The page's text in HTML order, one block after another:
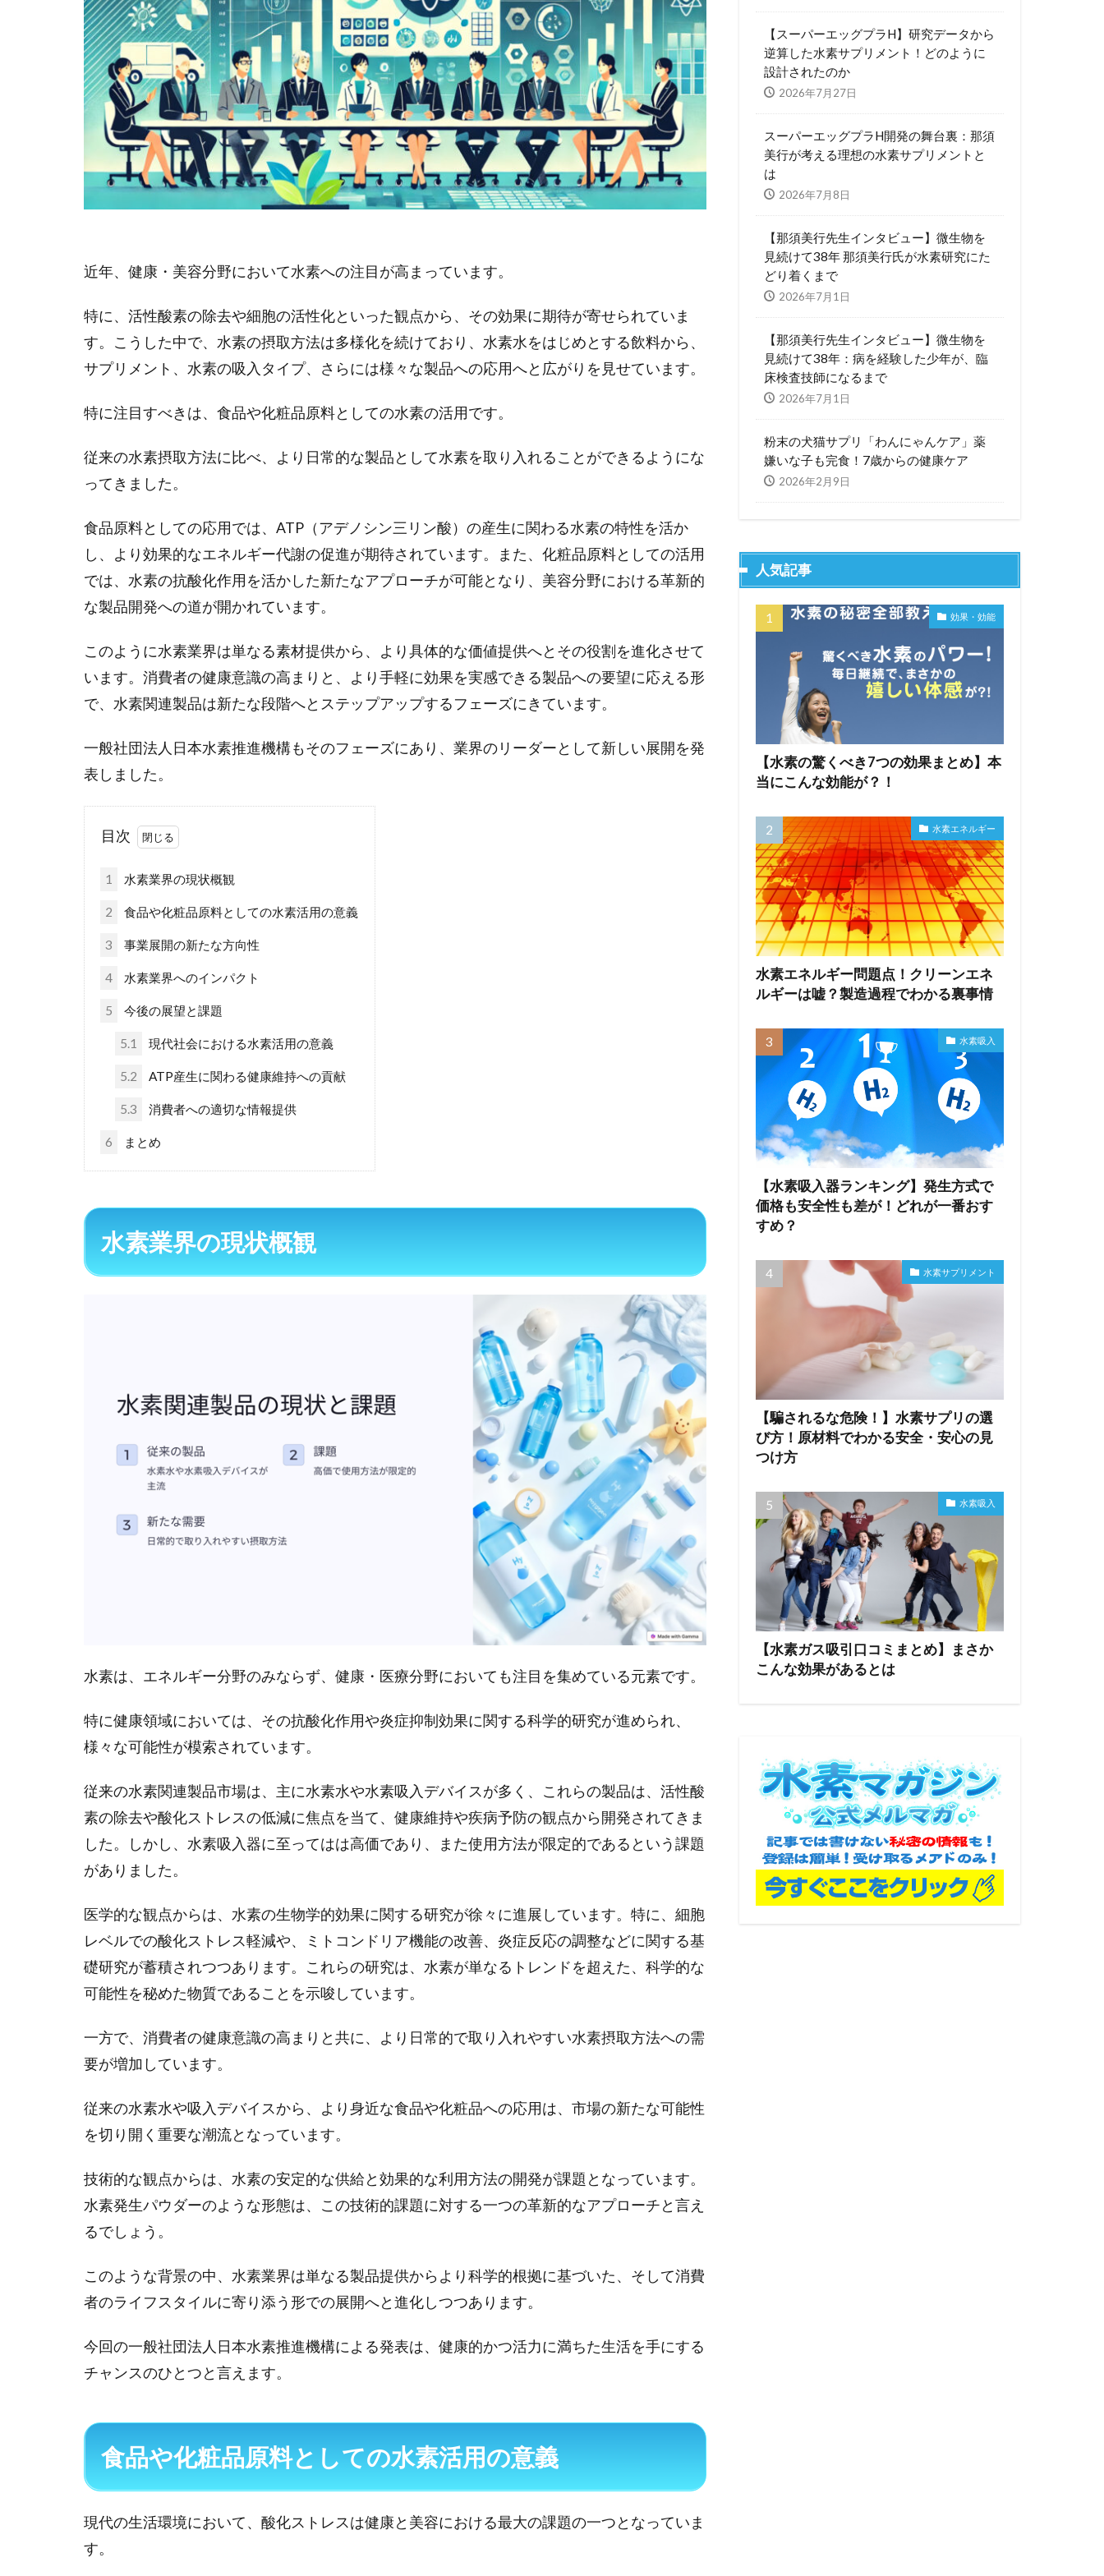
近年、健康・美容分野において水素への注目が高まっています。
特に、活性酸素の除去や細胞の活性化といった観点から、その効果に期待が寄せられていま
す。こうした中で、水素の摂取方法は多様化を続けており、水素水をはじめとする飲料から、
サプリメント、水素の吸入タイプ、さらには様々な製品への応用へと広がりを見せています。
特に注目すべきは、食品や化粧品原料としての水素の活用です。
従来の水素摂取方法に比べ、より日常的な製品として水素を取り入れることができるようにな
ってきました。
食品原料としての応用では、ATP（アデノシン三リン酸）の産生に関わる水素の特性を活か
し、より効果的なエネルギー代謝の促進が期待されています。また、化粧品原料としての活用
では、水素の抗酸化作用を活かした新たなアプローチが可能となり、美容分野における革新的
な製品開発への道が開かれています。
このように水素業界は単なる素材提供から、より具体的な価値提供へとその役割を進化させて
います。消費者の健康意識の高まりと、より手軽に効果を実感できる製品への要望に応える形
で、水素関連製品は新たな段階へとステップアップするフェーズにきています。
一般社団法人日本水素推進機構もそのフェーズにあり、業界のリーダーとして新しい展開を発
表しました。
目次
1 水素業界の現状概観
2 食品や化粧品原料としての水素活用の意義
3 事業展開の新たな方向性
4 水素業界へのインパクト
5 今後の展望と課題
5.1 現代社会における水素活用の意義
5.2 ATP産生に関わる健康維持への貢献
5.3 消費者への適切な情報提供
6 まとめ
水素業界の現状概観
水素は、エネルギー分野のみならず、健康・医療分野においても注目を集めている元素です。
特に健康領域においては、その抗酸化作用や炎症抑制効果に関する科学的研究が進められ、
様々な可能性が模索されています。
従来の水素関連製品市場は、主に水素水や水素吸入デバイスが多く、これらの製品は、活性酸
素の除去や酸化ストレスの低減に焦点を当て、健康維持や疾病予防の観点から開発されてきま
した。しかし、水素吸入器に至ってはは高価であり、また使用方法が限定的であるという課題
がありました。
医学的な観点からは、水素の生物学的効果に関する研究が徐々に進展しています。特に、細胞
レベルでの酸化ストレス軽減や、ミトコンドリア機能の改善、炎症反応の調整などに関する基
礎研究が蓄積されつつあります。これらの研究は、水素が単なるトレンドを超えた、科学的な
可能性を秘めた物質であることを示唆しています。
一方で、消費者の健康意識の高まりと共に、より日常的で取り入れやすい水素摂取方法への需
要が増加しています。
従来の水素水や吸入デバイスから、より身近な食品や化粧品への応用は、市場の新たな可能性
を切り開く重要な潮流となっています。
技術的な観点からは、水素の安定的な供給と効果的な利用方法の開発が課題となっています。
水素発生パウダーのような形態は、この技術的課題に対する一つの革新的なアプローチと言え
るでしょう。
このような背景の中、水素業界は単なる製品提供からより科学的根拠に基づいた、そして消費
者のライフスタイルに寄り添う形での展開へと進化しつつあります。
今回の一般社団法人日本水素推進機構による発表は、健康的かつ活力に満ちた生活を手にする
チャンスのひとつと言えます。
食品や化粧品原料としての水素活用の意義
現代の生活環境において、酸化ストレスは健康と美容における最大の課題の一つとなっていま
す。
【スーパーエッグプラH】研究データから
逆算した水素サプリメント！どのように
設計されたのか
2026年7月27日
スーパーエッグプラH開発の舞台裏：那須
美行が考える理想の水素サプリメントと
は
2026年7月8日
【那須美行先生インタビュー】微生物を
見続けて38年 那須美行氏が水素研究にた
どり着くまで
2026年7月1日
【那須美行先生インタビュー】微生物を
見続けて38年：病を経験した少年が、臨
床検査技師になるまで
2026年7月1日
粉末の犬猫サプリ「わんにゃんケア」薬
嫌いな子も完食！7歳からの健康ケア
2026年2月9日
人気記事
効果・効能
【水素の驚くべき7つの効果まとめ】本
当にこんな効能が？！
水素エネルギー
水素エネルギー問題点！クリーンエネ
ルギーは嘘？製造過程でわかる裏事情
水素吸入
【水素吸入器ランキング】発生方式で
価格も安全性も差が！どれが一番おす
すめ？
水素サプリメント
【騙されるな危険！】水素サプリの選
び方！原材料でわかる安全・安心の見
つけ方
水素吸入
【水素ガス吸引口コミまとめ】まさか
こんな効果があるとは